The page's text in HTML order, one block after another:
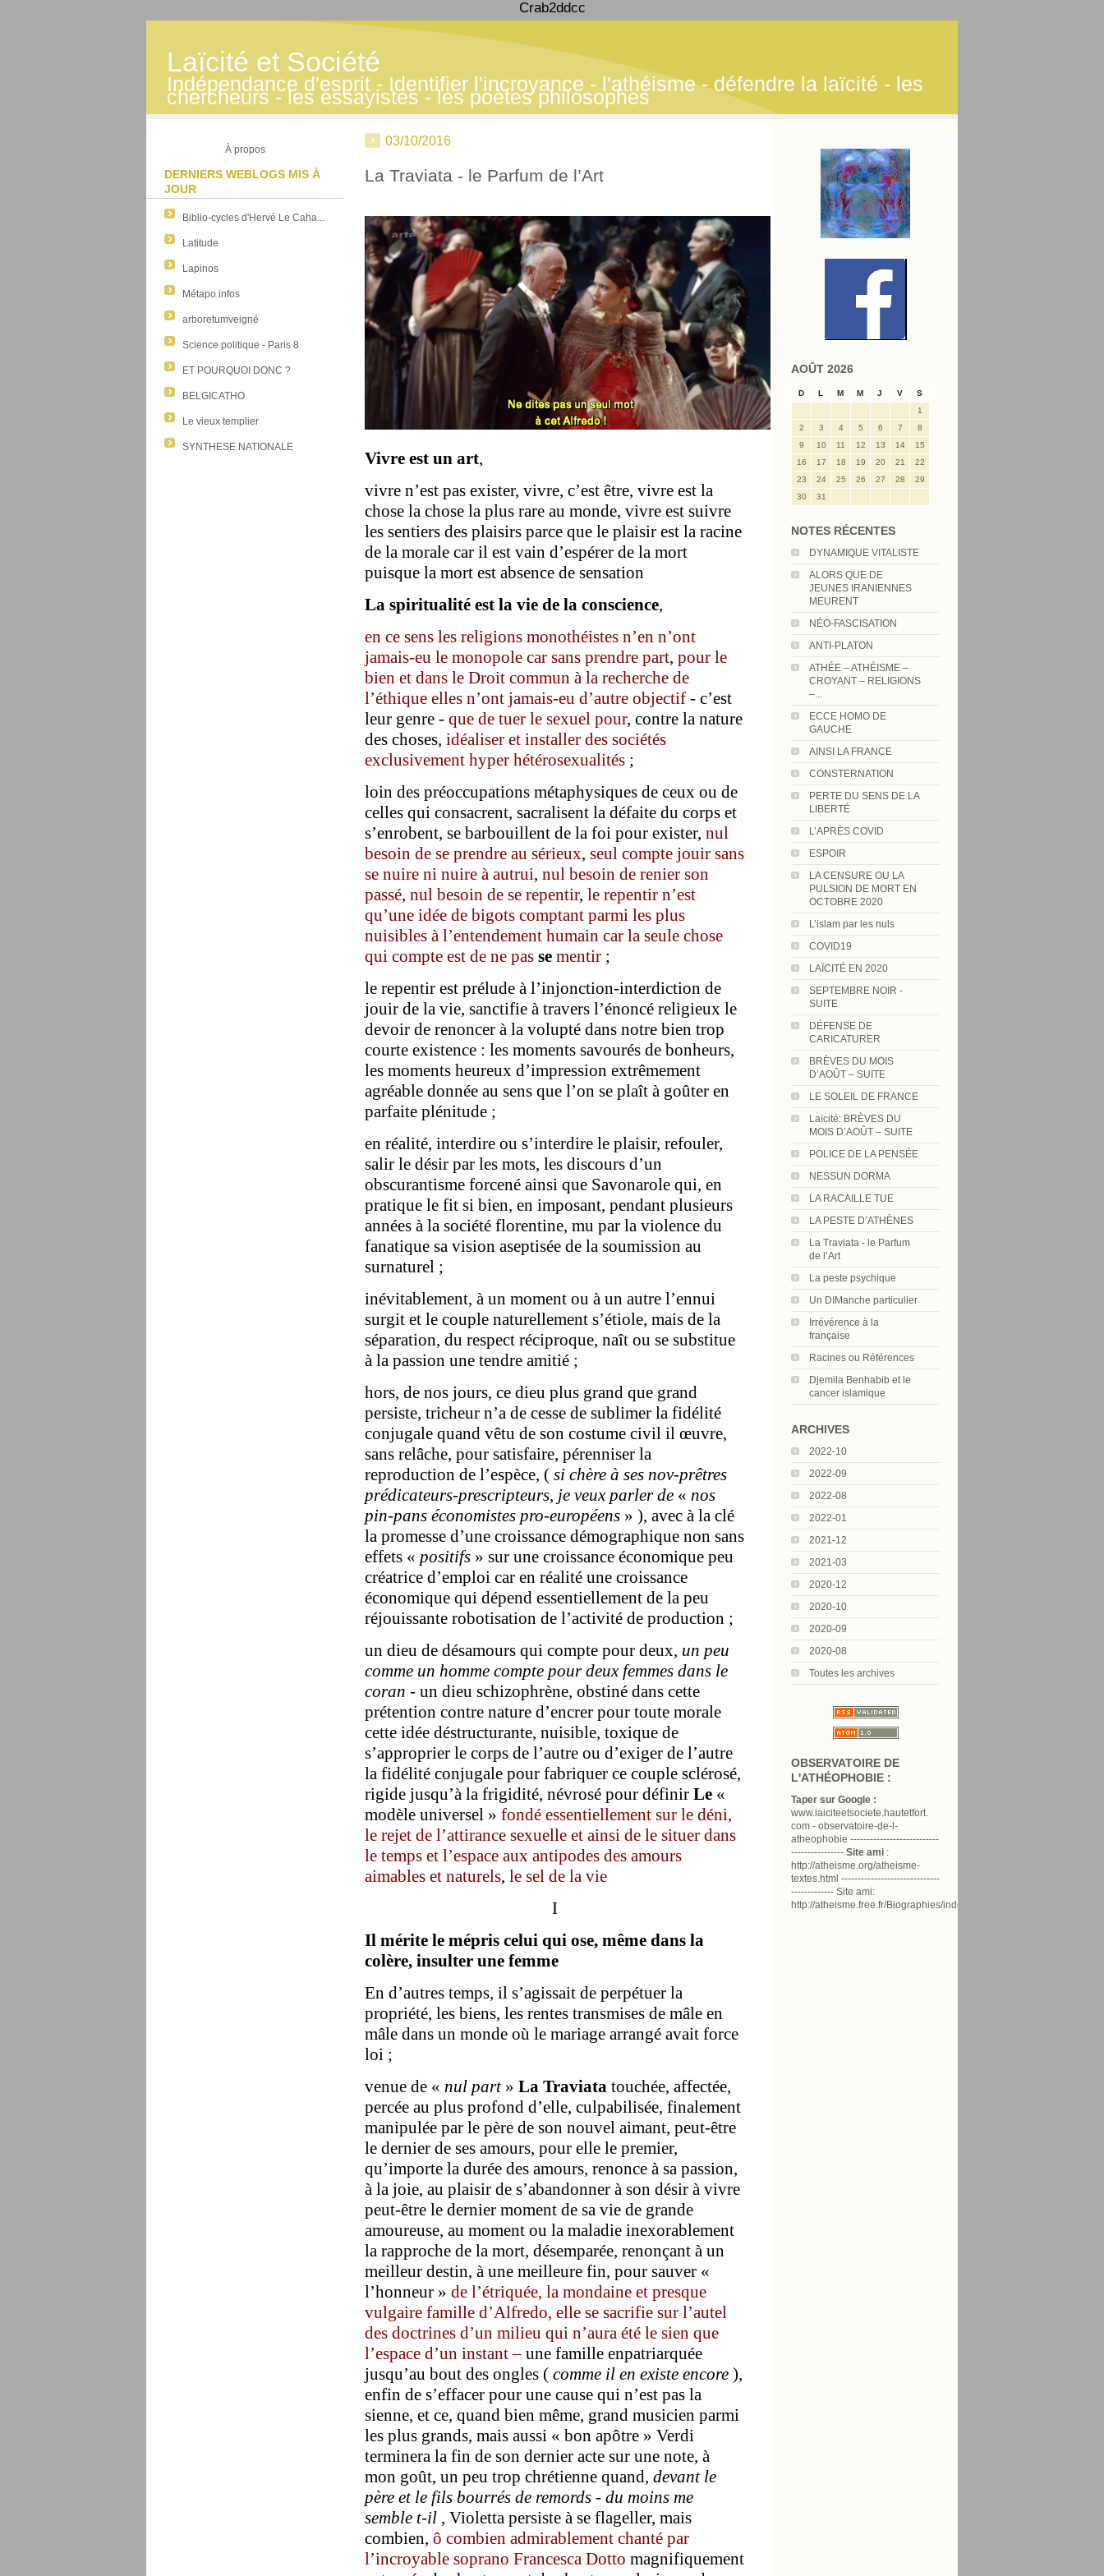
Crab2ddcc
Laïcité et Société
Indépendance d'esprit - Identifier l'incroyance - l'athéisme - défendre la laïcité - les
chercheurs - les essayistes - les poètes philosophes
À propos
DERNIERS WEBLOGS MIS À
JOUR
Biblio-cycles d'Hervé Le Caha...
Latitude
Lapinos
Métapo infos
arboretumveigné
Science politique - Paris 8
ET POURQUOI DONC ?
BELGICATHO
Le vieux templier
SYNTHESE NATIONALE
AOÛT 2026
D L M M J V
S
1
2
3 4 5 6 7
8
9
10 11 12 13 14
15
16
17 18 19 20 21
22
23
24 25 26 27 28
29
30
31
NOTES RÉCENTES
DYNAMIQUE VITALISTE
ALORS QUE DE
JEUNES IRANIENNES
MEURENT
NÉO-FASCISATION
ANTI-PLATON
ATHÉE – ATHÉISME –
CROYANT – RELIGIONS
–...
ECCE HOMO DE
GAUCHE
AINSI LA FRANCE
CONSTERNATION
PERTE DU SENS DE LA
LIBERTÉ
L’APRÈS COVID
ESPOIR
LA CENSURE OU LA
PULSION DE MORT EN
OCTOBRE 2020
L’islam par les nuls
COVID19
LAÏCITÉ EN 2020
SEPTEMBRE NOIR -
SUITE
DÉFENSE DE
CARICATURER
BRÈVES DU MOIS
D’AOÛT – SUITE
LE SOLEIL DE FRANCE
Laïcité: BRÈVES DU
MOIS D’AOÛT – SUITE
POLICE DE LA PENSÉE
NESSUN DORMA
LA RACAILLE TUE
LA PESTE D’ATHÈNES
La Traviata - le Parfum
de l’Art
La peste psychique
Un DIManche particulier
Irrévérence à la
française
Racines ou Références
Djemila Benhabib et le
cancer islamique
ARCHIVES
2022-10
2022-09
2022-08
2022-01
2021-12
2021-03
2020-12
2020-10
2020-09
2020-08
Toutes les archives
OBSERVATOIRE DE
L'ATHÉOPHOBIE :
Taper sur Google :
www.laiciteetsociete.hautetfort.
com - observatoire-de-l-
atheophobie ---------------------------
---------------- Site ami :
http://atheisme.org/atheisme-
textes.html ------------------------------
------------- Site ami:
http://atheisme.free.fr/Biographies/index.html
03/10/2016
La Traviata - le Parfum de l’Art
Vivre est un art,
vivre n’est pas exister, vivre, c’est être, vivre est la
chose la chose la plus rare au monde, vivre est suivre
les sentiers des plaisirs parce que le plaisir est la racine
de la morale car il est vain d’espérer de la mort
puisque la mort est absence de sensation
La spiritualité est la vie de la conscience,
en ce sens les religions monothéistes n’en n’ont
jamais-eu le monopole car sans prendre part, pour le
bien et dans le Droit commun à la recherche de
l’éthique elles n’ont jamais-eu d’autre objectif - c’est
leur genre - que de tuer le sexuel pour, contre la nature
des choses, idéaliser et installer des sociétés
exclusivement hyper hétérosexualités ;
loin des préoccupations métaphysiques de ceux ou de
celles qui consacrent, sacralisent la défaite du corps et
s’enrobent, se barbouillent de la foi pour exister, nul
besoin de se prendre au sérieux, seul compte jouir sans
se nuire ni nuire à autrui, nul besoin de renier son
passé, nul besoin de se repentir, le repentir n’est
qu’une idée de bigots comptant parmi les plus
nuisibles à l’entendement humain car la seule chose
qui compte est de ne pas se mentir ;
le repentir est prélude à l’injonction-interdiction de
jouir de la vie, sanctifie à travers l’énoncé religieux le
devoir de renoncer à la volupté dans notre bien trop
courte existence : les moments savourés de bonheurs,
les moments heureux d’impression extrêmement
agréable donnée au sens que l’on se plaît à goûter en
parfaite plénitude ;
en réalité, interdire ou s’interdire le plaisir, refouler,
salir le désir par les mots, les discours d’un
obscurantisme forcené ainsi que Savonarole qui, en
pratique le fit si bien, en imposant, pendant plusieurs
années à la société florentine, mu par la violence du
fanatique sa vision aseptisée de la soumission au
surnaturel ;
inévitablement, à un moment ou à un autre l’ennui
surgit et le couple naturellement s’étiole, mais de la
séparation, du respect réciproque, naît ou se substitue
à la passion une tendre amitié ;
hors, de nos jours, ce dieu plus grand que grand
persiste, tricheur n’a de cesse de sublimer la fidélité
conjugale quand vêtu de son costume civil il œuvre,
sans relâche, pour satisfaire, pérenniser la
reproduction de l’espèce, ( si chère à ses nov-prêtres
prédicateurs-prescripteurs, je veux parler de « nos
pin-pans économistes pro-européens » ), avec à la clé
la promesse d’une croissance démographique non sans
effets « positifs » sur une croissance économique peu
créatrice d’emploi car en réalité une croissance
économique qui dépend essentiellement de la peu
réjouissante robotisation de l’activité de production ;
un dieu de désamours qui compte pour deux, un peu
comme un homme compte pour deux femmes dans le
coran - un dieu schizophrène, obstiné dans cette
prétention contre nature d’encrer pour toute morale
cette idée déstructurante, nuisible, toxique de
s’approprier le corps de l’autre ou d’exiger de l’autre
la fidélité conjugale pour fabriquer ce couple sclérosé,
rigide jusqu’à la frigidité, névrosé pour définir Le «
modèle universel » fondé essentiellement sur le déni,
le rejet de l’attirance sexuelle et ainsi de le situer dans
le temps et l’espace aux antipodes des amours
aimables et naturels, le sel de la vie
I
Il mérite le mépris celui qui ose, même dans la
colère, insulter une femme
En d’autres temps, il s’agissait de perpétuer la
propriété, les biens, les rentes transmises de mâle en
mâle dans un monde où le mariage arrangé avait force
loi ;
venue de « nul part» La Traviata touchée, affectée,
percée au plus profond d’elle, culpabilisée, finalement
manipulée par le père de son nouvel aimant, peut-être
le dernier de ses amours, pour elle le premier,
qu’importe la durée des amours, renonce à sa passion,
à la joie, au plaisir de s’abandonner à son désir à vivre
peut-être le dernier moment de sa vie de grande
amoureuse, au moment ou la maladie inexorablement
la rapproche de la mort, désemparée, renonçant à un
meilleur destin, à une meilleure fin, pour sauver «
l’honneur » de l’étriquée, la mondaine et presque
vulgaire famille d’Alfredo, elle se sacrifie sur l’autel
des doctrines d’un milieu qui n’aura été le sien que
l’espace d’un instant – une famille enpatriarquée
jusqu’au bout des ongles ( comme il en existe encore ),
enfin de s’effacer pour une cause qui n’est pas la
sienne, et ce, quand bien même, grand musicien parmi
les plus grands, mais aussi « bon apôtre » Verdi
terminera la fin de son dernier acte sur une note, à
mon goût, un peu trop chrétienne quand, devant le
père et le fils bourrés de remords - du moins me
semble t-il , Violetta persiste à se flageller, mais
combien, ô combien admirablement chanté par
l’incroyable soprano Francesca Dotto magnifiquement